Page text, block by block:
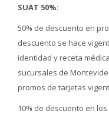
SUAT 50%:
50% de descuento en
descuento se hace
identidad y receta
sucursales de
promos de tarjetas
10% de descuento en